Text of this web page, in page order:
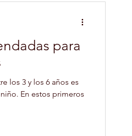
para
los 3 y los 6 años es
En estos primeros